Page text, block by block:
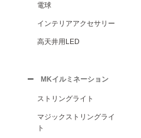
電球
インテリアアクセサリー
高天井用LED
MKイルミネーション
ストリングライト
マジックストリングライ
ト